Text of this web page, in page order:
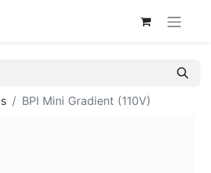
BPI Mini Gradient (110V)